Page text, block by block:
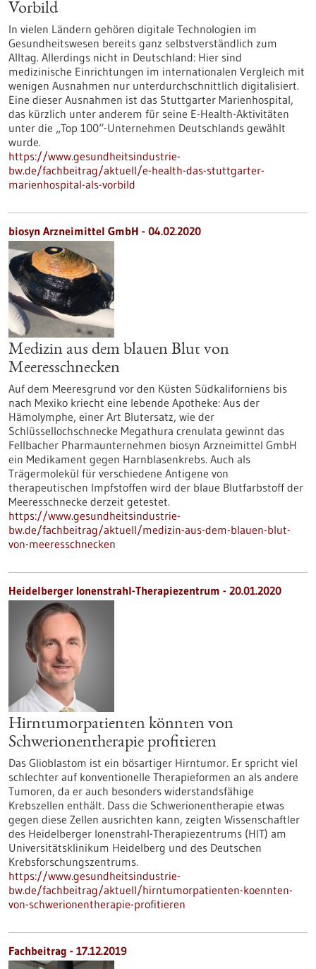
Vorbild
In vielen Ländern gehören digitale Technologien im
Gesundheitswesen bereits ganz selbstverständlich zum
Alltag. Allerdings nicht in Deutschland: Hier sind
medizinische Einrichtungen im internationalen Vergleich mit
wenigen Ausnahmen nur unterdurchschnittlich digitalisiert.
Eine dieser Ausnahmen ist das Stuttgarter Marienhospital,
das kürzlich unter anderem für seine E-Health-Aktivitäten
unter die „Top 100“-Unternehmen Deutschlands gewählt
wurde.
https://www.gesundheitsindustrie-
bw.de/fachbeitrag/aktuell/e-health-das-stuttgarter-
marienhospital-als-vorbild
biosyn Arzneimittel GmbH - 04.02.2020
Medizin aus dem blauen Blut von
Meeresschnecken
Auf dem Meeresgrund vor den Küsten Südkaliforniens bis
nach Mexiko kriecht eine lebende Apotheke: Aus der
Hämolymphe, einer Art Blutersatz, wie der
Schlüssellochschnecke Megathura crenulata gewinnt das
Fellbacher Pharmaunternehmen biosyn Arzneimittel GmbH
ein Medikament gegen Harnblasenkrebs. Auch als
Trägermolekül für verschiedene Antigene von
therapeutischen Impfstoffen wird der blaue Blutfarbstoff der
Meeresschnecke derzeit getestet.
https://www.gesundheitsindustrie-
bw.de/fachbeitrag/aktuell/medizin-aus-dem-blauen-blut-
von-meeresschnecken
Heidelberger Ionenstrahl-Therapiezentrum - 20.01.2020
Hirntumorpatienten könnten von
Schwerionentherapie profitieren
Das Glioblastom ist ein bösartiger Hirntumor. Er spricht viel
schlechter auf konventionelle Therapieformen an als andere
Tumoren, da er auch besonders widerstandsfähige
Krebszellen enthält. Dass die Schwerionentherapie etwas
gegen diese Zellen ausrichten kann, zeigten Wissenschaftler
des Heidelberger Ionenstrahl-Therapiezentrums (HIT) am
Universitätsklinikum Heidelberg und des Deutschen
Krebsforschungszentrums.
https://www.gesundheitsindustrie-
bw.de/fachbeitrag/aktuell/hirntumorpatienten-koennten-
von-schwerionentherapie-profitieren
Fachbeitrag - 17.12.2019